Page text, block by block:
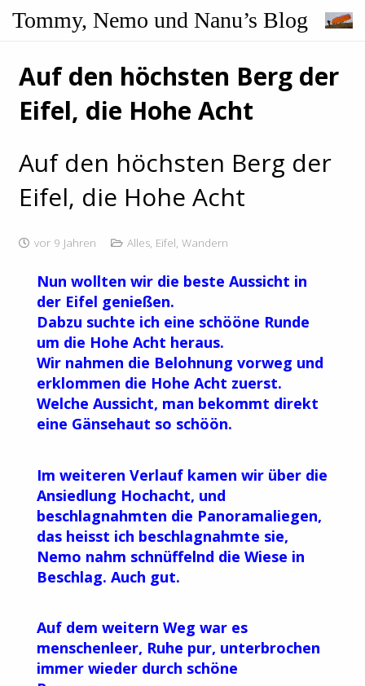
Tommy, Nemo und Nanu’s Blog
Auf den höchsten Berg der
Eifel, die Hohe Acht
Auf den höchsten Berg der
Eifel, die Hohe Acht
vor 9 Jahren Alles Eifel ,Wandern
Nun wollten wir die beste Aussicht in
der Eifel genießen.
Dabzu suchte ich eine schööne Runde
um die Hohe Acht heraus.
Wir nahmen die Belohnung vorweg und
erklommen die Hohe Acht zuerst.
Welche Aussicht, man bekommt direkt
eine Gänsehaut so schöön.
Im weiteren Verlauf kamen wir über die
Ansiedlung Hochacht, und
beschlagnahmten die Panoramaliegen,
das heisst ich beschlagnahmte sie,
Nemo nahm schnüffelnd die Wiese in
Beschlag. Auch gut.
Auf dem weitern Weg war es
menschenleer, Ruhe pur, unterbrochen
immer wieder durch schöne